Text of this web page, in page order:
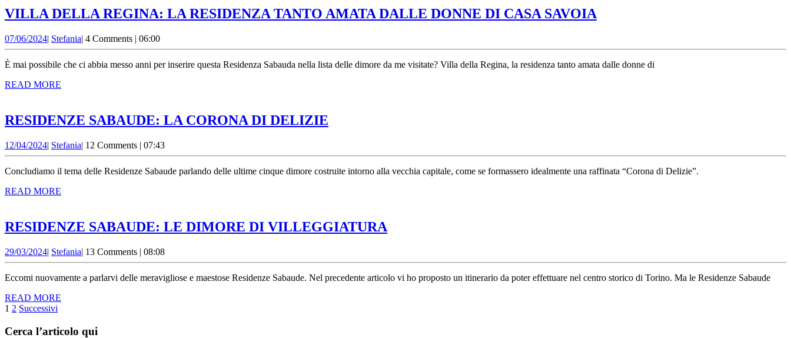
DI
CACCIA
VILLA DELLA REGINA: LA RESIDENZA TANTO AMATA DALLE DONNE DI CASA SAVOIA
REGINA:
LA
DI
CASA
07/06/202407/06/2024
| StefaniaStefania
| 4 Comments | 06:00
È mai possibile che ci abbia messo anni per inserire questa Residenza Sabauda nella lista delle dimore da me visitate? Villa della Regina, la residenza tanto amata dalle donne di
READ MORE
RESIDENZE SABAUDE: LA CORONA DI DELIZIE
LA
CORONA
12/04/202412/04/2024
| StefaniaStefania
| 12 Comments | 07:43
Concludiamo il tema delle Residenze Sabaude parlando delle ultime cinque dimore costruite intorno alla vecchia capitale, come se formassero idealmente una raffinata “Corona di Delizie”.
READ MORE
RESIDENZE SABAUDE: LE DIMORE DI VILLEGGIATURA
DIMORE
29/03/202429/03/2024
| StefaniaStefania
| 13 Comments | 08:08
Eccomi nuovamente a parlarvi delle meravigliose e maestose Residenze Sabaude. Nel precedente articolo vi ho proposto un itinerario da poter effettuare nel centro storico di Torino. Ma le Residenze Sabaude
READ MORE
Paginazione
degli
1 2 Successivi
Cerca l’articolo qui